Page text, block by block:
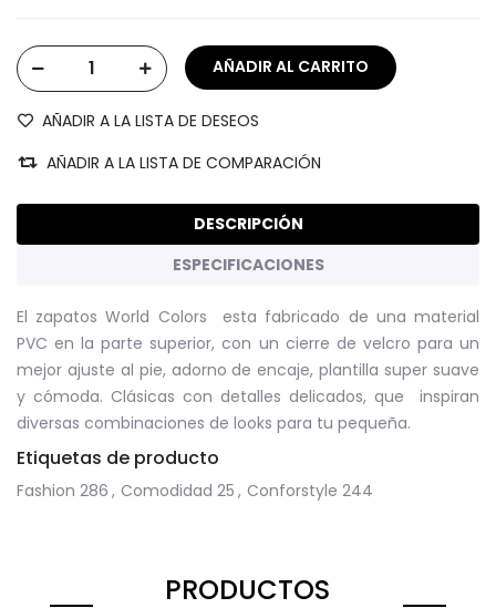
AÑADIR A LA LISTA DE DESEOS
AÑADIR A LA LISTA DE COMPARACIÓN
DESCRIPCIÓN
ESPECIFICACIONES
El zapatos World Colors esta fabricado de una material
PVC en la parte superior, con un cierre de velcro para un
mejor ajuste al pie, adorno de encaje, plantilla super suave
y cómoda. Clásicas con detalles delicados, que inspiran
diversas combinaciones de looks para tu pequeña.
Etiquetas de producto
Fashion 286 , Comodidad 25 , Conforstyle 244
PRODUCTOS